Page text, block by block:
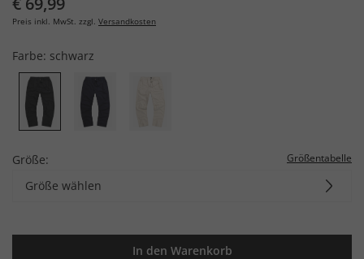
Preis inkl. MwSt. zzgl. Versandkosten
Farbe: schwarz
Größe: Größentabelle
Größe wählen
In den Warenkorb